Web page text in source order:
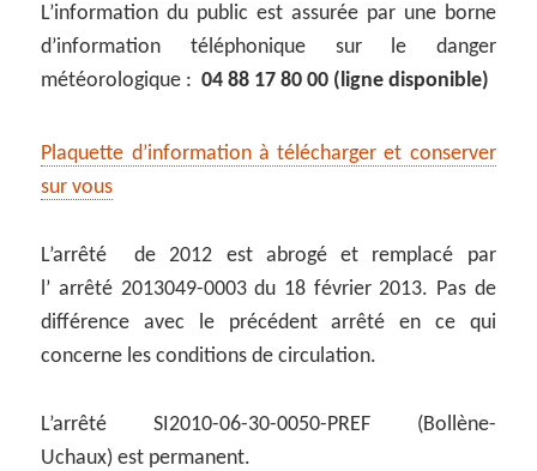
L’information du public est assurée par une borne
d’information téléphonique sur le danger
météorologique :04 88 17 80 00 (ligne disponible)
Plaquette d’information à télécharger et conserver
sur vous
L’arrêté de 2012 est abrogé et remplacé par
l’ arrêté 2013049-0003 du 18 février 2013. Pas de
différence avec le précédent arrêté en ce qui
concerne les conditions de circulation.
L’arrêté SI2010-06-30-0050-PREF (Bollène-
Uchaux) est permanent.